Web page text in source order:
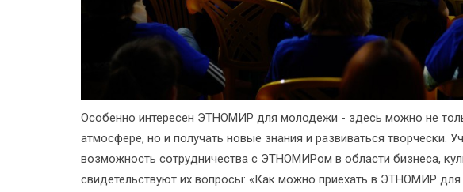
Особенно интересен ЭТНОМИР для молодежи - здесь можно не
атмосфере, но и получать новые знания и развиваться творчески.
возможность сотрудничества с ЭТНОМИРом в области бизнеса,
свидетельствуют их вопросы: «Как можно приехать в ЭТНОМИР для